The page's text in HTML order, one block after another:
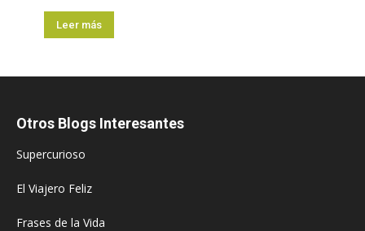
Leer más
Otros Blogs Interesantes
Supercurioso
El Viajero Feliz
Frases de la Vida